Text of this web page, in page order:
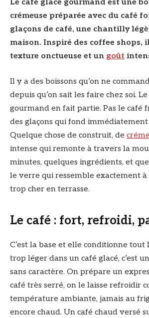
Le café glacé gourmand est une
crémeuse préparée avec du café
glaçons de café, une chantilly
maison. Inspiré des coffee shops,
texture onctueuse et un goût
Il y a des boissons qu’on ne
depuis qu’on sait les faire chez soi.
gourmand en fait partie. Pas le café
des glaçons qui fond
Quelque chose de construit, de
intense qui remonte à travers la
minutes, quelques ingrédients, et
le verre qui ressemble exactement à
trop cher en terrasse.
Le café : fort, refroidi,
C’est la base et elle conditionne tout
trop léger dans un café glacé, c’est
sans caractère. On prépare un
café très serré, on le laisse refroidir
température ambiante, jamais au
encore chaud. Un café chaud versé